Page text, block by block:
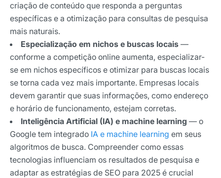
criação de conteúdo que responda a perguntas
específicas e a otimização para consultas de pesquisa
mais naturais.
Especialização em nichos e buscas locais —
conforme a competição online aumenta, especializar-
se em nichos específicos e otimizar para buscas locais
se torna cada vez mais importante. Empresas locais
devem garantir que suas informações, como endereço
e horário de funcionamento, estejam corretas.
Inteligência Artificial (IA) e machine learning — o
Google tem integrado IA e machine learning em seus
algoritmos de busca. Compreender como essas
tecnologias influenciam os resultados de pesquisa e
adaptar as estratégias de SEO para 2025 é crucial